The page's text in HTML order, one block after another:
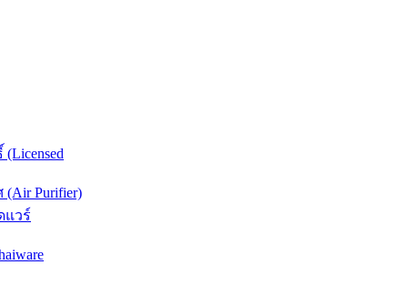
Purifier)
แวร์